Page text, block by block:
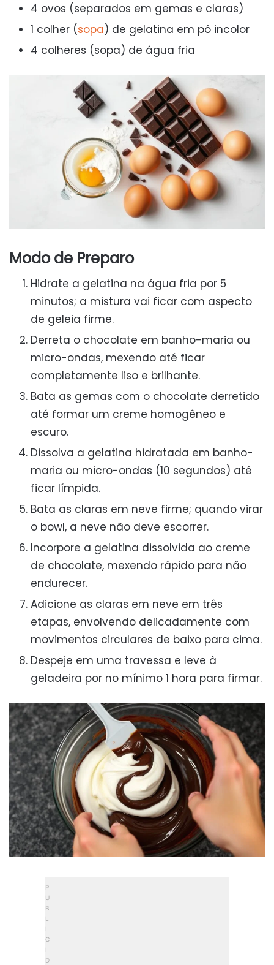
4 ovos (separados em gemas e claras)
1 colher (sopa) de gelatina em pó incolor
4 colheres (sopa) de água fria
Modo de Preparo
Hidrate a gelatina na água fria por 5
minutos; a mistura vai ficar com aspecto
de geleia firme.
Derreta o chocolate em banho-maria ou
micro-ondas, mexendo até ficar
completamente liso e brilhante.
Bata as gemas com o chocolate derretido
até formar um creme homogêneo e
escuro.
Dissolva a gelatina hidratada em banho-
maria ou micro-ondas (10 segundos) até
ficar límpida.
Bata as claras em neve firme; quando virar
o bowl, a neve não deve escorrer.
Incorpore a gelatina dissolvida ao creme
de chocolate, mexendo rápido para não
endurecer.
Adicione as claras em neve em três
etapas, envolvendo delicadamente com
movimentos circulares de baixo para cima.
Despeje em uma travessa e leve à
geladeira por no mínimo 1 hora para firmar.